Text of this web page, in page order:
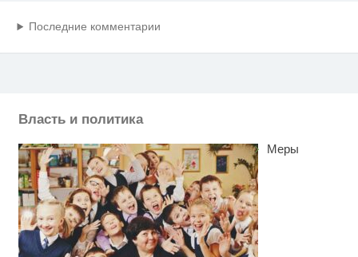
Последние комментарии
Власть и политика
Меры